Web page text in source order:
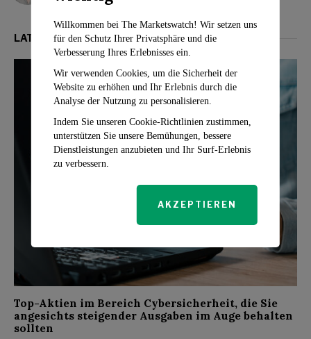
LATEST FROM INVESTMENT
Top-Aktien im Bereich Cybersicherheit, die Sie
angesichts steigender Ausgaben im Auge behalten
sollten
Willkommen bei The Marketswatch! Wir setzen uns
für den Schutz Ihrer Privatsphäre und die
Verbesserung Ihres Erlebnisses ein.
Wir verwenden Cookies, um die Sicherheit der
Website zu erhöhen und Ihr Erlebnis durch die
Analyse der Nutzung zu personalisieren.
Indem Sie unseren Cookie-Richtlinien zustimmen,
unterstützen Sie unsere Bemühungen, bessere
Dienstleistungen anzubieten und Ihr Surf-Erlebnis
zu verbessern.
AKZEPTIEREN